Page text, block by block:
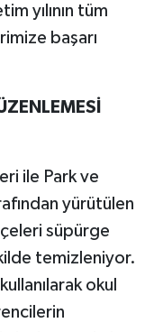
yılının tüm
başarı
ile Park ve
yürütülen
süpürge
temizleniyor.
okul